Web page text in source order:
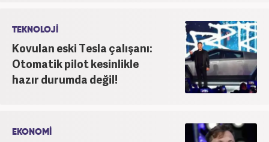
TEKNOLOJİ
Kovulan eski Tesla çalışanı:
Otomatik pilot kesinlikle
hazır durumda değil!
EKONOMİ